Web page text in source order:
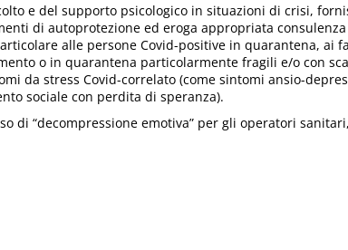
e del supporto psicologico in situazioni di crisi,
di autoprotezione ed eroga appropriata
alle persone Covid-positive in quarantena, ai
o in quarantena particolarmente fragili e/o con
da stress Covid-correlato (come sintomi ansio-
sociale con perdita di speranza).
di “decompressione emotiva” per gli operatori